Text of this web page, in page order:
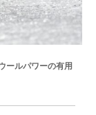
ールパワーの有用